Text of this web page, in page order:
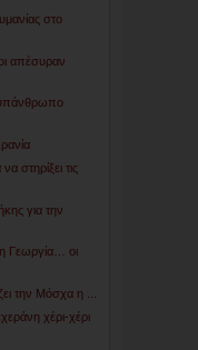
στο
απέσυραν
στηρίξει τις
για την
Γεωργία… οι
την Μόσχα η ...
χέρι-χέρι